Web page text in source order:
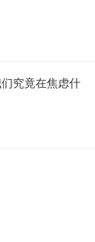
究竟在焦虑什